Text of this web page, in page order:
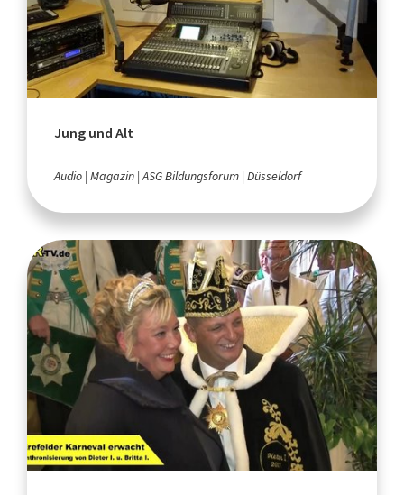
Jung und Alt
Audio Magazin ASG Bildungsforum Düsseldorf